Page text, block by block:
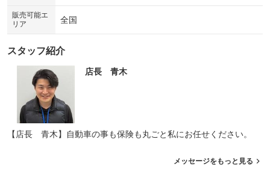
販売可能エ
リア
全国
スタッフ紹介
店長 青木
【店長 青木】自動車の事も保険も丸ごと私にお任せください。
メッセージをもっと見る